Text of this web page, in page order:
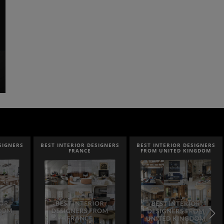
BEST INTERIOR DESIGNERS
FRANCE
BEST INTERIOR DESIGNERS
FROM UNITED KINGDOM